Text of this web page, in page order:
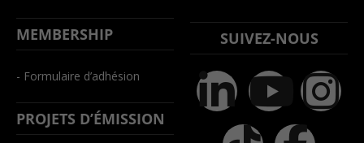
MEMBERSHIP
- Formulaire d’adhésion
PROJETS D’ÉMISSION
SUIVEZ-NOUS